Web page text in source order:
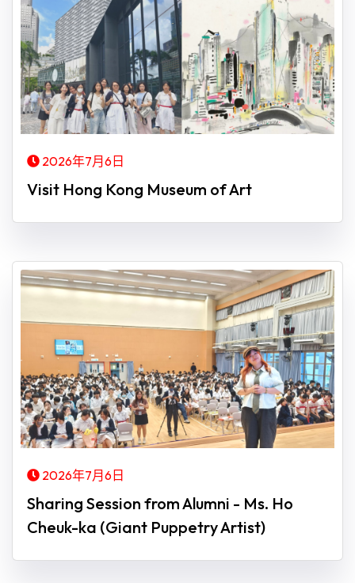
2026年7月6日
Visit Hong Kong Museum of Art
2026年7月6日
Sharing Session from Alumni - Ms. Ho
Cheuk-ka (Giant Puppetry Artist)